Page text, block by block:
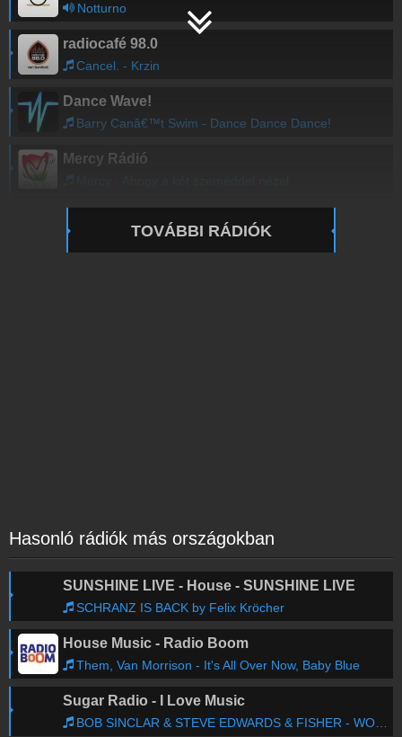
Notturno
radiocafé 98.0
Cancel. - Krzin
Dance Wave!
Barry Canâ€™t Swim - Dance Dance Dance!
Mercy Rádió
TOVÁBBI RÁDIÓK
Hasonló rádiók más országokban
SUNSHINE LIVE - House - SUNSHINE LIVE
SCHRANZ IS BACK by Felix Kröcher
House Music - Radio Boom
Them, Van Morrison - It's All Over Now, Baby Blue
Sugar Radio - I Love Music
BOB SINCLAR & STEVE EDWARDS & FISHER - WORLD, HOLD ON (FISHER REWORK)